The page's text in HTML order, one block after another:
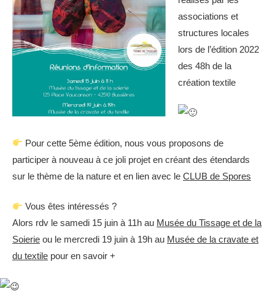
associations et
structures locales
lors de l’édition 2022
des 48h de la
création textile
Pour cette 5ème édition, nous vous proposons de
participer à nouveau à ce joli projet en créant des étendards
sur le thème de la nature et en lien avec le CLUB de Spores
Vous êtes intéressés ?
Alors rdv le samedi 15 juin à 11h au Musée du Tissage et de la
Soierie ou le mercredi 19 juin à 19h au Musée de la cravate et
du textile pour en savoir +